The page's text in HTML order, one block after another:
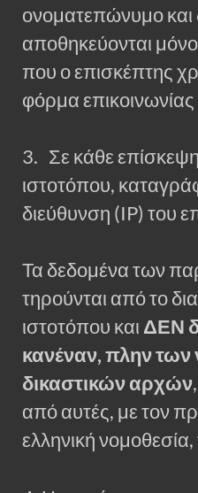
ονοματεπώνυμο και
αποθηκεύονται
που ο επισκέπτης
φόρμα
3. Σε κάθε
ιστοτόπου,
διεύθυνση (IP) του
Τα δεδομένα των
τηρούνται από το
ιστοτόπου και ΔΕΝ
κανέναν, πλην των
δικαστικών αρχών
από αυτές, με τον
ελληνική